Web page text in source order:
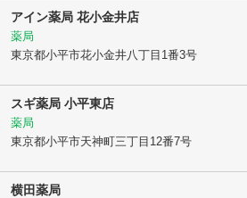
アイン薬局 花小金井店
薬局
東京都小平市花小金井八丁目1番3号
スギ薬局 小平東店
薬局
東京都小平市天神町三丁目12番7号
横田薬局